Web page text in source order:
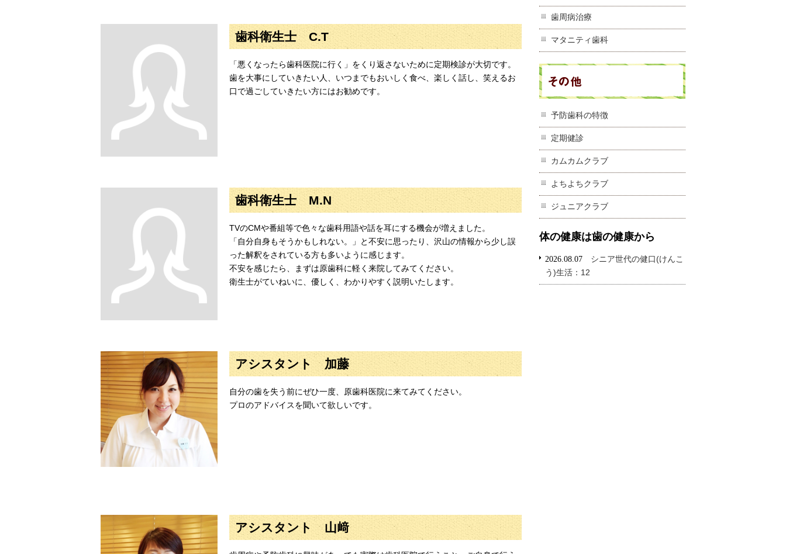
歯科衛生士 C.T
「悪くなったら歯科医院に行く」をくり返さないために定期検診が大切です。
歯を大事にしていきたい人、いつまでもおいしく食べ、楽しく話し、笑えるお
口で過ごしていきたい方にはお勧めです。
歯科衛生士 M.N
TVのCMや番組等で色々な歯科用語や話を耳にする機会が増えました。
「自分自身もそうかもしれない。」と不安に思ったり、沢山の情報から少し誤
った解釈をされている方も多いように感じます。
不安を感じたら、まずは原歯科に軽く来院してみてください。
衛生士がていねいに、優しく、わかりやすく説明いたします。
アシスタント 加藤
自分の歯を失う前にぜひ一度、原歯科医院に来てみてください。
プロのアドバイスを聞いて欲しいです。
アシスタント 山﨑
歯周病治療
マタニティ歯科
予防歯科の特徴
定期健診
カムカムクラブ
よちよちクラブ
ジュニアクラブ
体の健康は歯の健康から
2026.08.07
シニア世代の健口(けんこ
う)生活：12